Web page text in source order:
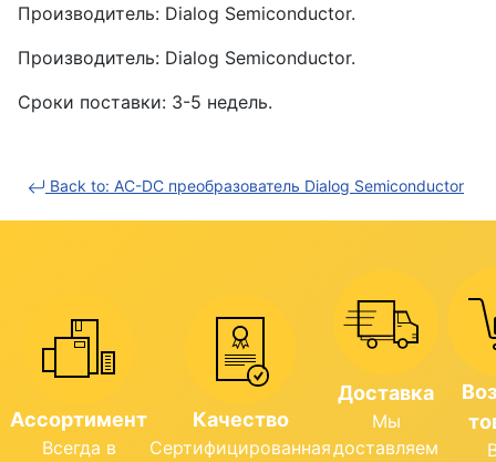
Производитель: Dialog Semiconductor.
Производитель: Dialog Semiconductor.
Сроки поставки: 3-5 недель.
Back to: AC-DC преобразователь Dialog Semiconductor
Ассортимент
Всегда в
Качество
Сертифицированная
Доставка
Мы
доставляем